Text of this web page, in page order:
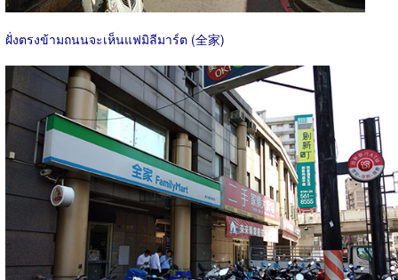
ฝั่งตรงข้ามถนนจะเห็นแฟมิลีมาร์ต (全家)